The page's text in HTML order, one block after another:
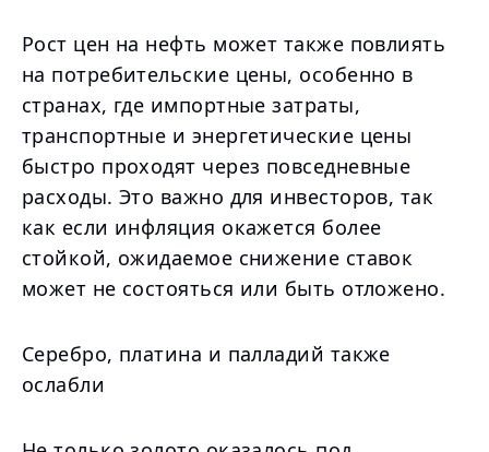
Рост цен на нефть может также повлиять
на потребительские цены, особенно в
странах, где импортные затраты,
транспортные и энергетические цены
быстро проходят через повседневные
расходы. Это важно для инвесторов, так
как если инфляция окажется более
стойкой, ожидаемое снижение ставок
может не состояться или быть отложено.
Серебро, платина и палладий также
ослабли